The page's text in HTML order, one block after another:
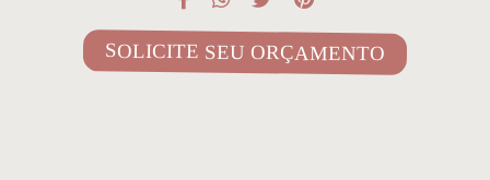
SOLICITE SEU ORÇAMENTO